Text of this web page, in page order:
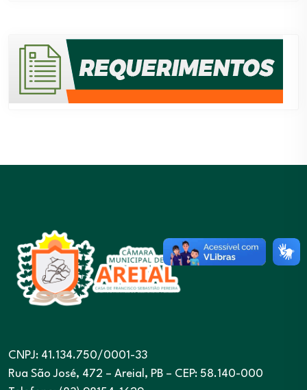
CNPJ: 41.134.750/0001-33
Rua São José, 472 – Areial, PB – CEP: 58.140-000